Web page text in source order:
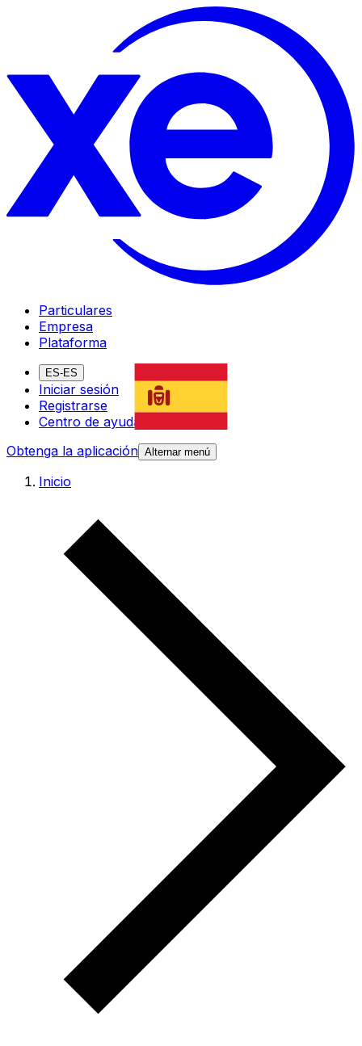
Particulares
Empresa
Plataforma
ES-ES
Iniciar sesión
Registrarse
Centro de ayuda
Obtenga la aplicación Alternar menú
Inicio